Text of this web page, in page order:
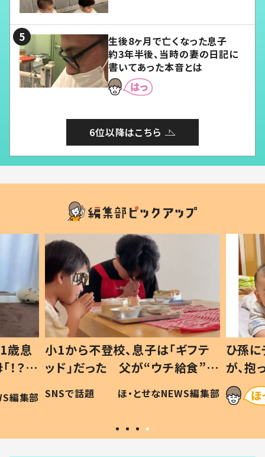
生後8ヶ月で亡くなった息子
約3年半後、当時の妻の日記に
書いてあった本音とは
6位以降はこちら
歳息
？」
編集部
小1から不登校、息子は「ギフテ
ッド」だった 父が“ウチ給食”を
作り続ける理由とは #令和の親
#令和の子
SNSで話題 ほ・とせなNEWS編集部
ひ孫
が、
「涙が
い」